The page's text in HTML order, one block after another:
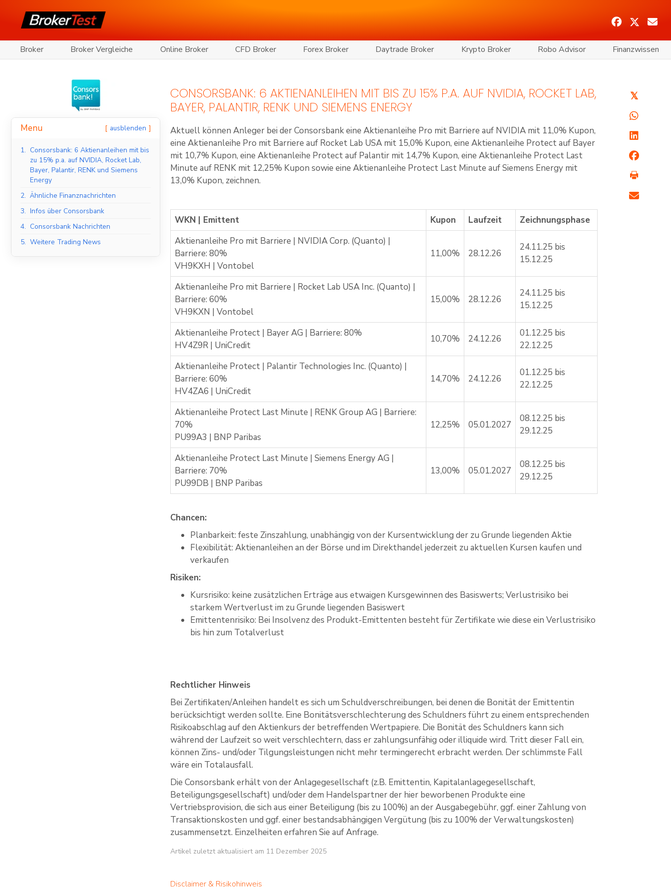
Broker Broker Vergleiche Online Broker CFD Broker Forex Broker Daytrade Broker Krypto Broker Robo Advisor Finanzwissen
Menu ausblenden
1. Consorsbank: 6 Aktienanleihen mit bis
zu 15% p.a. auf NVIDIA, Rocket Lab,
Bayer, Palantir, RENK und Siemens
Energy
2. Ähnliche Finanznachrichten
3. Infos über Consorsbank
4. Consorsbank Nachrichten
5. Weitere Trading News
CONSORSBANK: 6 AKTIENANLEIHEN MIT BIS ZU 15% P.A. AUF NVIDIA, ROCKET LAB,
BAYER, PALANTIR, RENK UND SIEMENS ENERGY
Aktuell können Anleger bei derConsorsbankeine Aktienanleihe Pro mit Barriere auf NVIDIA mit 11,0% Kupon,
eine Aktienanleihe Pro mit Barriere auf Rocket Lab USA mit 15,0% Kupon, eine Aktienanleihe Protect auf Bayer
mit 10,7% Kupon, eine Aktienanleihe Protect auf Palantir mit 14,7% Kupon, eine Aktienanleihe Protect Last
Minute auf RENK mit 12,25% Kupon sowie eine Aktienanleihe Protect Last Minute auf Siemens Energy mit
13,0% Kupon, zeichnen.
WKN | Emittent Kupon Laufzeit
Zeichnungsphase
Aktienanleihe Pro mit Barriere | NVIDIA Corp. (Quanto) |
Barriere: 80%
VH9KXH | Vontobel
11,00% 28.12.26
24.11.25 bis
15.12.25
Aktienanleihe Pro mit Barriere | Rocket Lab USA Inc. (Quanto) |
Barriere: 60%
VH9KXN | Vontobel
15,00% 28.12.26
24.11.25 bis
15.12.25
Aktienanleihe Protect | Bayer AG | Barriere: 80%
HV4Z9R | UniCredit
10,70% 24.12.26
01.12.25 bis
22.12.25
Aktienanleihe Protect | Palantir Technologies Inc. (Quanto) |
Barriere: 60%
HV4ZA6 | UniCredit
14,70% 24.12.26
01.12.25 bis
22.12.25
Aktienanleihe Protect Last Minute | RENK Group AG | Barriere:
70%
PU99A3 | BNP Paribas
12,25% 05.01.2027
08.12.25 bis
29.12.25
Aktienanleihe Protect Last Minute | Siemens Energy AG |
Barriere: 70%
PU99DB | BNP Paribas
13,00% 05.01.2027
08.12.25 bis
29.12.25
Chancen:
Planbarkeit: feste Zinszahlung, unabhängig von der Kursentwicklung der zu Grunde liegenden Aktie
Flexibilität: Aktienanleihen an der Börse und im Direkthandel jederzeit zu aktuellen Kursen kaufen und
verkaufen
Risiken:
Kursrisiko: keine zusätzlichen Erträge aus etwaigen Kursgewinnen des Basiswerts; Verlustrisiko bei
starkem Wertverlust im zu Grunde liegenden Basiswert
Emittentenrisiko: Bei Insolvenz des Produkt-Emittenten besteht für Zertifikate wie diese ein Verlustrisiko
bis hin zum Totalverlust
Rechtlicher Hinweis
Bei Zertifikaten/Anleihen handelt es sich um Schuldverschreibungen, bei denen die Bonität der Emittentin
berücksichtigt werden sollte. Eine Bonitätsverschlechterung des Schuldners führt zu einem entsprechenden
Risikoabschlag auf den Aktienkurs der betreffenden Wertpapiere. Die Bonität des Schuldners kann sich
während der Laufzeit so weit verschlechtern, dass er zahlungsunfähig oder illiquide wird. Tritt dieser Fall ein,
können Zins- und/oder Tilgungsleistungen nicht mehr termingerecht erbracht werden. Der schlimmste Fall
wäre ein Totalausfall.
Die Consorsbank erhält von der Anlagegesellschaft (z.B. Emittentin, Kapitalanlagegesellschaft,
Beteiligungsgesellschaft) und/oder dem Handelspartner der hier beworbenen Produkte eine
Vertriebsprovision, die sich aus einer Beteiligung (bis zu 100%) an der Ausgabegebühr, ggf. einer Zahlung von
Transaktionskosten und ggf. einer bestandsabhängigen Vergütung (bis zu 100% der Verwaltungskosten)
zusammensetzt. Einzelheiten erfahren Sie auf Anfrage.
Artikel zuletzt aktualisiert am 11 Dezember 2025
Disclaimer & Risikohinweis
𝕏